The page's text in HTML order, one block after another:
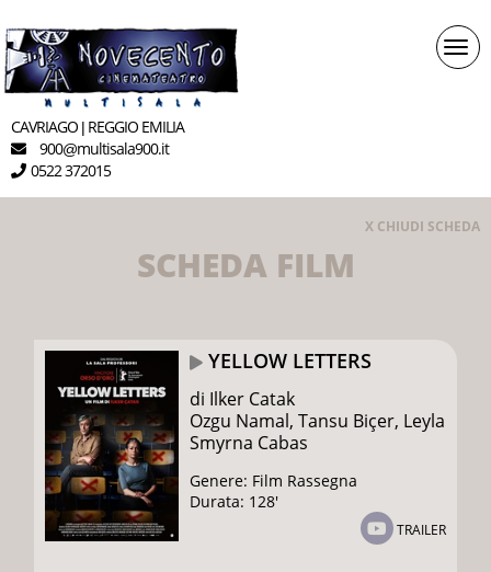
CAVRIAGO | REGGIO EMILIA
900@multisala900.it
0522 372015
X CHIUDI SCHEDA
SCHEDA FILM
YELLOW LETTERS
di Ilker Catak
Ozgu Namal, Tansu Biçer, Leyla
Smyrna Cabas
Genere: Film Rassegna
Durata: 128'
TRAILER